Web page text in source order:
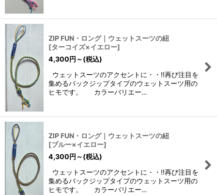
ZIP FUN・ロング｜ウェットスーツの紐
[ターコイズ×イエロー]
4,300円 ～(税込)
ウェットスーツのアクセントに・・!!再び注目を
集めるバックジップタイプのウェットスーツ用の
ヒモです。 カラーバリエー…
ZIP FUN・ロング｜ウェットスーツの紐
[ブルー×イエロー]
4,300円 ～(税込)
ウェットスーツのアクセントに・・!!再び注目を
集めるバックジップタイプのウェットスーツ用の
ヒモです。 カラーバリエー…